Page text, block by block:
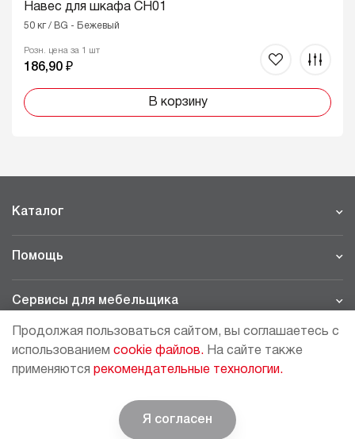
Навес для шкафа CH01
50 кг / BG - Бежевый
Розн. цена за 1 шт
186,90 ₽
В корзину
Каталог
Помощь
Сервисы для мебельщика
© BOYARD | Решение для мебели
МОСКВА - ШОУРУМ/СКЛАД
moscow@boyard.biz
Продолжая пользоваться сайтом, вы соглашаетесь с
использованием cookie файлов. На сайте также
применяются рекомендательные технологии.
Я согласен